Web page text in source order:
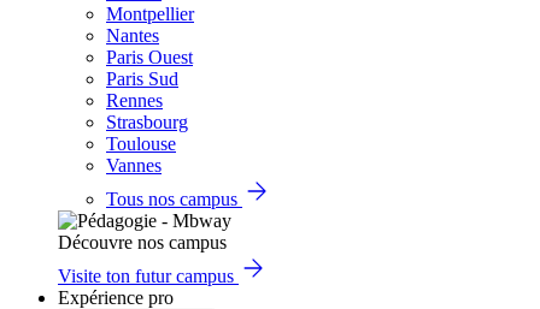
Montpellier
Nantes
Paris Ouest
Paris Sud
Rennes
Strasbourg
Toulouse
Vannes
Tous nos campus
Découvre nos campus
Visite ton futur campus
Expérience pro